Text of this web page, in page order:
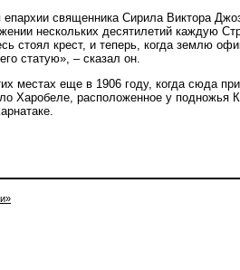
священника Сирила Виктора
нескольких десятилетий каждую
стоял крест, и теперь, когда землю
статую», – сказал он.
местах еще в 1906 году, когда сюда
Харобеле, расположенное у подножья